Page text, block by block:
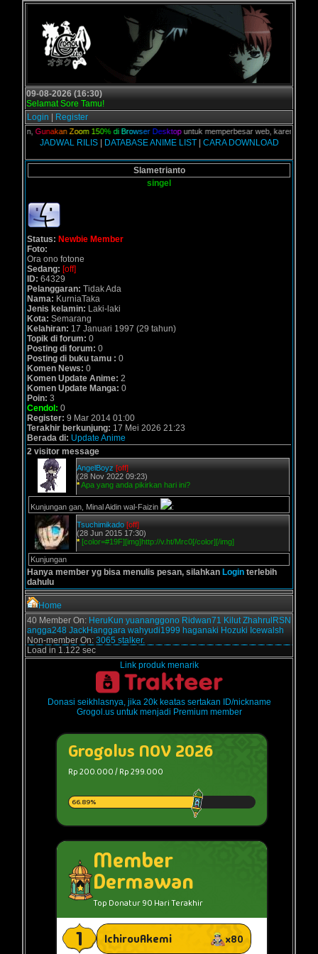
09-08-2026 (16:30)
Selamat Sore Tamu!
Login
Register
kalian,G unakan Zoom 150% di Br owser Desktopuntuk memperbesar web, karena
JADWAL RILIS| DATABASE ANIME LIST| CARA DOWNLOAD
Slametrianto
singel
Status: Newbie Member
Foto:
Ora ono fotone
Sedang: [off]
ID: 64329
Pelanggaran: Tidak Ada
Nama: KurniaTaka
Jenis kelamin: Laki-laki
Kota: Semarang
Kelahiran: 17 Januari 1997 (29 tahun)
Topik di forum: 0
Posting di forum: 0
Posting di buku tamu : 0
Komen News: 0
Komen Update Anime: 2
Komen Update Manga: 0
Poin: 3
Cendol: 0
Register: 9 Mar 2014 01:00
Terakhir berkunjung: 17 Mei 2026 21:23
Berada di: Update Anime
2 visitor message
AngelBoyz [off]
(28 Nov 2022 09:23)
*Apa yang anda pikirkan hari ini?
Kunjungan gan, Minal Aidin wal-Faizin :
Tsuchimikado [off]
(28 Jun 2015 17:30)
* [color=#19F][img]http://v.ht/Mrc0[/color][/img]
Kunjungan
Hanya member yg bisa menulis pesan, silahkan Login terlebih
dahulu
Home
40 Member On: HeruKun yuananggono Ridwan71 Kilut ZhahrulRSN
angga248 JackHanggara wahyudi1999 haganaki Hozuki Icewalsh
Non-member On: 3065 stalker.
Load in 1.122 sec
Link produk menarik
Donasi seikhlasnya, jika 20k keatas sertakan ID/nickname
Grogol.us untuk menjadi Premium member